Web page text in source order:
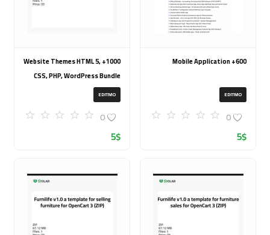
600+ Mobile Application
EDITMO
0
5$
1000+ Website Themes HTML 5,
CSS, PHP, WordPress Bundle
20240917T145511Z 001 (ZIP)
EDITMO
0
5$